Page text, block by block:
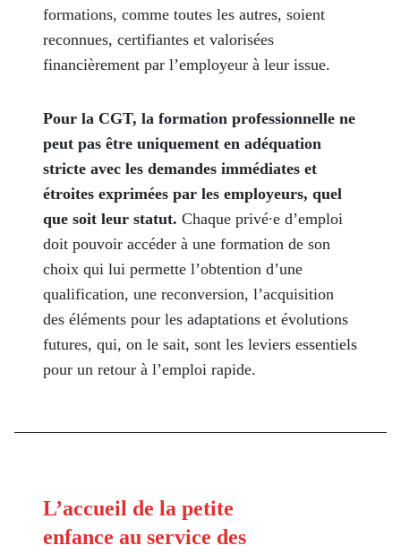
formations, comme toutes les autres, soient
reconnues, certifiantes et valorisées
financièrement par l’employeur à leur issue.
Pour la CGT, la formation professionnelle ne
peut pas être uniquement en adéquation
stricte avec les demandes immédiates et
étroites exprimées par les employeurs, quel
que soit leur statut. Chaque privé∙e d’emploi
doit pouvoir accéder à une formation de son
choix qui lui permette l’obtention d’une
qualification, une reconversion, l’acquisition
des éléments pour les adaptations et évolutions
futures, qui, on le sait, sont les leviers essentiels
pour un retour à l’emploi rapide.
L’accueil de la petite
enfance au service des